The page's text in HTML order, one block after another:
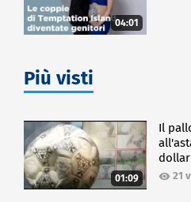
04:01
Più visti
01:09
Il
21